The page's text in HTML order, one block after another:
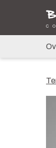
Over ons
Catalogus
Collecties